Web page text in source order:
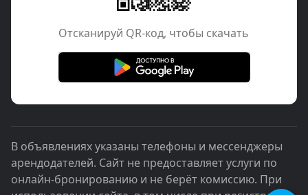
Отcканируй QR-код, чтобы скачать
В объявлениях указаны телефоны и мессенджеры
арендодателей. Сайт не предоставляет услуги по
онлайн-бронированию и не берёт комиссию. При